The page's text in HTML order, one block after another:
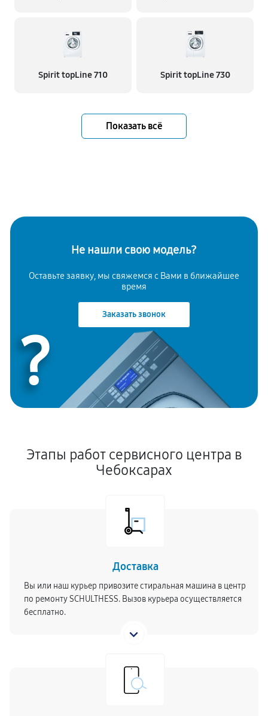
Spirit topLine 710 Spirit topLine 730
Показать всё
Не нашли свою модель?
Оставьте заявку, мы свяжемся с Вами в ближайшее
время
Заказать звонок
?
Этапы работ сервисного центра в
Чебоксарах
Доставка
Вы или наш курьер привозите стиральная машина в центр
по ремонту SCHULTHESS. Вызов курьера осуществляется
бесплатно.